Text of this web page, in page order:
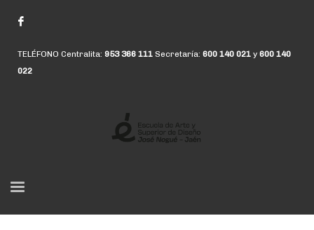
TELÉFONO Centralita: 953 366 111 Secretaría: 600 140 021 y 600 140
022